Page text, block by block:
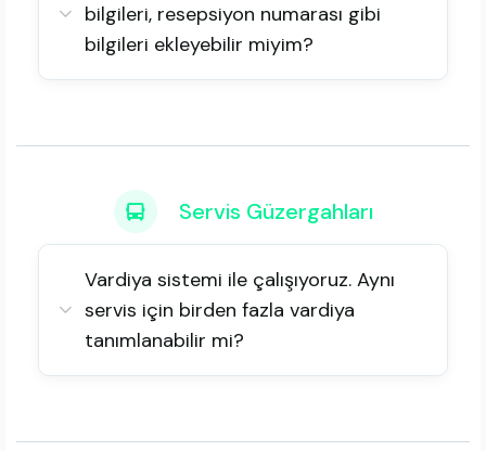
bilgileri, resepsiyon numarası gibi
bilgileri ekleyebilir miyim?
Servis Güzergahları
Vardiya sistemi ile çalışıyoruz. Aynı
servis için birden fazla vardiya
tanımlanabilir mi?